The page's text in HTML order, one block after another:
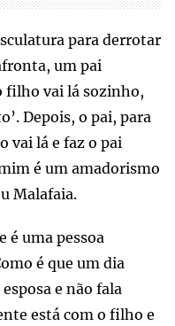
para derrotar
um pai
filho vai lá sozinho,
Depois, o pai, para
vai lá e faz o pai
é um amadorismo
Malafaia.
é uma pessoa
é que um dia
e não fala
está com o filho e